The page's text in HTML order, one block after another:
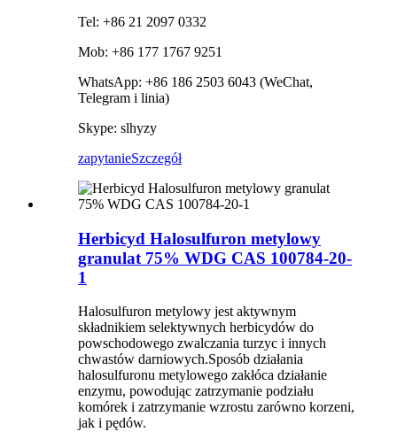
Tel: +86 21 2097 0332
Mob: +86 177 1767 9251
WhatsApp: +86 186 2503 6043 (WeChat,
Telegram i linia)
Skype: slhyzy
zapytanieSzczegół
Herbicyd Halosulfuron metylowy
granulat 75% WDG CAS 100784-20-
1
Halosulfuron metylowy jest aktywnym
składnikiem selektywnych herbicydów do
powschodowego zwalczania turzyc i innych
chwastów darniowych.Sposób działania
halosulfuronu metylowego zakłóca działanie
enzymu, powodując zatrzymanie podziału
komórek i zatrzymanie wzrostu zarówno korzeni,
jak i pędów.